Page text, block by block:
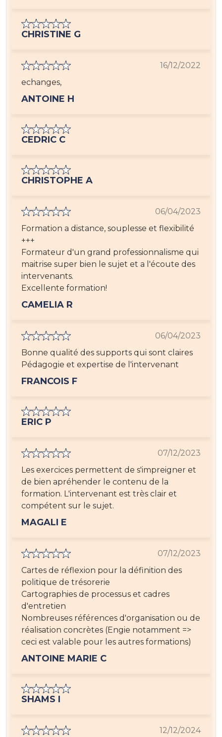
CHRISTINE G
16/12/2022
echanges,
ANTOINE H
CEDRIC C
CHRISTOPHE A
06/04/2023
Formation a distance, souplesse et flexibilité
+++
Formateur d'un grand professionnalisme qui
maitrise super bien le sujet et a l'écoute des
intervenants.
Excellente formation!
CAMELIA R
06/04/2023
Bonne qualité des supports qui sont claires
Pédagogie et expertise de l'intervenant
FRANCOIS F
ERIC P
07/12/2023
Les exercices permettent de s'impreigner et
de bien apréhender le contenu de la
formation. L'intervenant est très clair et
compétent sur le sujet.
MAGALI E
07/12/2023
Cartes de réflexion pour la définition des
politique de trésorerie
Cartographies de processus et cadres
d'entretien
Nombreuses références d'organisation ou de
réalisation concrètes (Engie notamment =>
ceci est valable pour les autres formations)
ANTOINE MARIE C
SHAMS I
12/12/2024